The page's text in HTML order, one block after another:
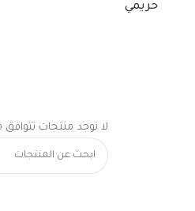
حريمي
لا توجد منتجات تتوافق